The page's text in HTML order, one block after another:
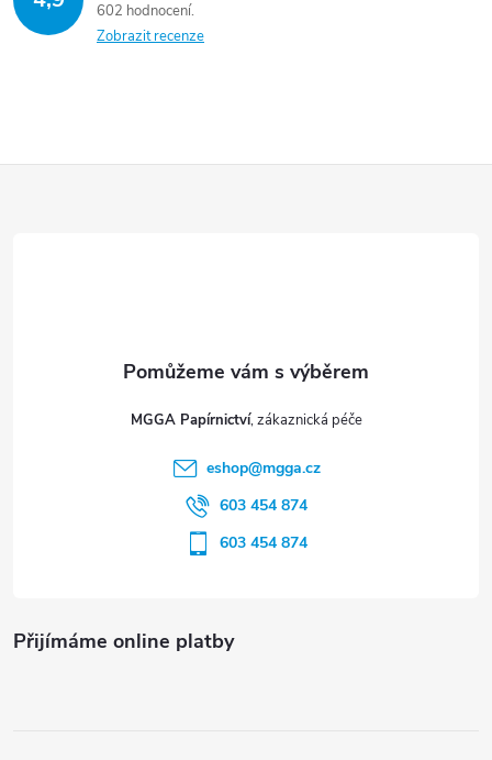
602 hodnocení
Zobrazit recenze
Přijímáme online platby
MGGA Papírnictví
eshop@mgga.cz
603 454 874
603 454 874